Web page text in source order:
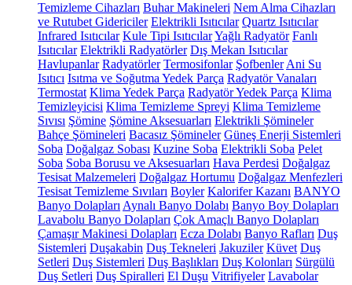
Temizleme Cihazları Buhar Makineleri Nem Alma Cihazları
ve Rutubet Gidericiler Elektrikli Isıtıcılar Quartz Isıtıcılar
Infrared Isıtıcılar Kule Tipi IsıtıcılarYağlı Radyatör Fanlı
Isıtıcılar Elektrikli Radyatörler Dış Mekan Isıtıcılar
Havlupanlar Radyatörler Termosifonlar Şofbenler Ani Su
Isıtıcı Isıtma ve Soğutma Yedek Parça Radyatör Vanaları
Termostat Klima Yedek Parça Radyatör Yedek Parça Klima
Temizleyicisi Klima Temizleme Spreyi Klima Temizleme
Sıvısı Şömine Şömine Aksesuarları Elektrikli Şömineler
Bahçe Şömineleri Bacasız Şömineler Güneş Enerji Sistemleri
Soba Doğalgaz Sobası Kuzine Soba Elektrikli Soba Pelet
Soba Soba Borusu ve Aksesuarları Hava Perdesi Doğalgaz
Tesisat Malzemeleri Doğalgaz Hortumu Doğalgaz Menfezleri
Tesisat Temizleme Sıvıları Boyler Kalorifer Kazanı BANYO
Banyo Dolapları Aynalı Banyo Dolabı Banyo Boy Dolapları
Lavabolu Banyo Dolapları Çok Amaçlı Banyo Dolapları
Çamaşır Makinesi Dolapları Ecza Dolabı Banyo Rafları Duş
Sistemleri Duşakabin Duş Tekneleri Jakuziler Küvet Duş
Setleri Duş Sistemleri Duş Başlıkları Duş Kolonları Sürgülü
Duş Setleri Duş Spiralleri El Duşu Vitrifiyeler Lavabolar